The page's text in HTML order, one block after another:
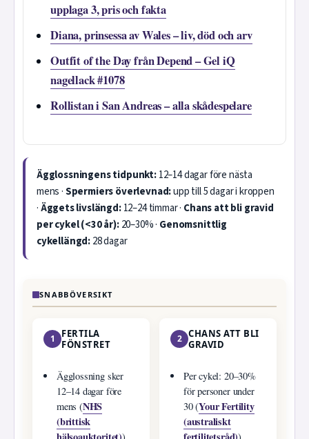
upplaga 3, pris och fakta
Diana, prinsessa av Wales – liv, död och arv
Outfit of the Day från Depend – Gel iQ
nagellack #1078
Rollistan i San Andreas – alla skådespelare
Ägglossningens tidpunkt:12–14 dagar före nästa
mens ·Spermiers överlevnad:upp till 5 dagar i kroppen
·Äggets livslängd:12–24 timmar · Chans att bli gravid
per cykel (<30 år):20–30% · Genomsnittlig
cykellängd:28 dagar
SNABBÖVERSIKT
1
FERTILA
FÖNSTRET
Ägglossning sker
12–14 dagar före
mens (NHS
(brittisk
2 CHANS ATT BLI
GRAVID
Per cykel: 20–30%
för personer under
30 (Your Fertility
(australiskt